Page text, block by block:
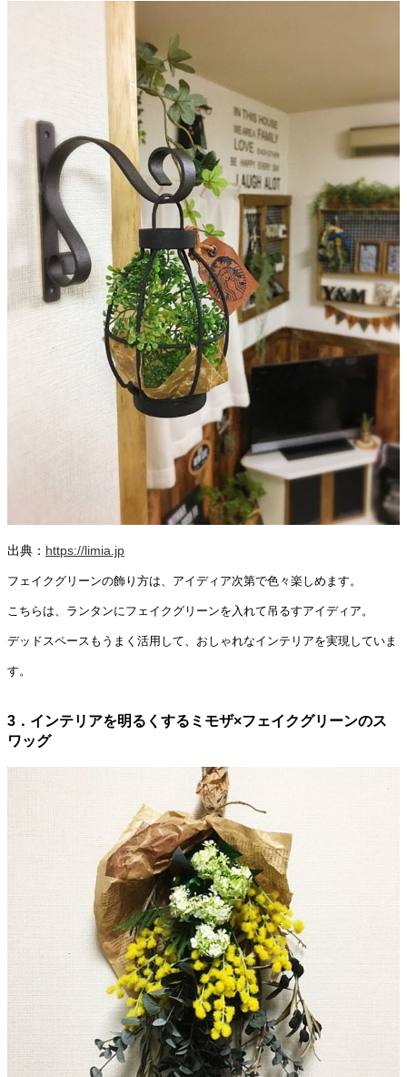
出典： https://limia.jp
フェイクグリーンの飾り方は、アイディア次第で色々楽しめます。
こちらは、ランタンにフェイクグリーンを入れて吊るすアイディア。
デッドスペースもうまく活用して、おしゃれなインテリアを実現していま
す。
3．インテリアを明るくするミモザ×フェイクグリーンのス
ワッグ